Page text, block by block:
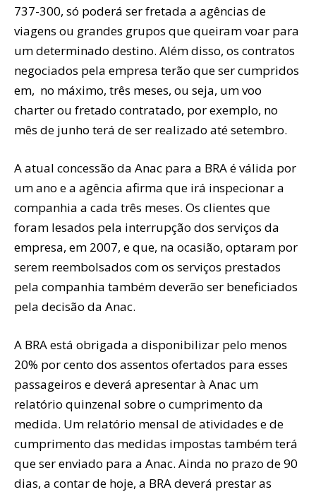
737-300, só poderá ser fretada a agências de
viagens ou grandes grupos que queiram voar para
um determinado destino. Além disso, os contratos
negociados pela empresa terão que ser cumpridos
em, no máximo, três meses, ou seja, um voo
charter ou fretado contratado, por exemplo, no
mês de junho terá de ser realizado até setembro.
A atual concessão da Anac para a BRA é válida por
um ano e a agência afirma que irá inspecionar a
companhia a cada três meses. Os clientes que
foram lesados pela interrupção dos serviços da
empresa, em 2007, e que, na ocasião, optaram por
serem reembolsados com os serviços prestados
pela companhia também deverão ser beneficiados
pela decisão da Anac.
A BRA está obrigada a disponibilizar pelo menos
20% por cento dos assentos ofertados para esses
passageiros e deverá apresentar à Anac um
relatório quinzenal sobre o cumprimento da
medida. Um relatório mensal de atividades e de
cumprimento das medidas impostas também terá
que ser enviado para a Anac. Ainda no prazo de 90
dias, a contar de hoje, a BRA deverá prestar as